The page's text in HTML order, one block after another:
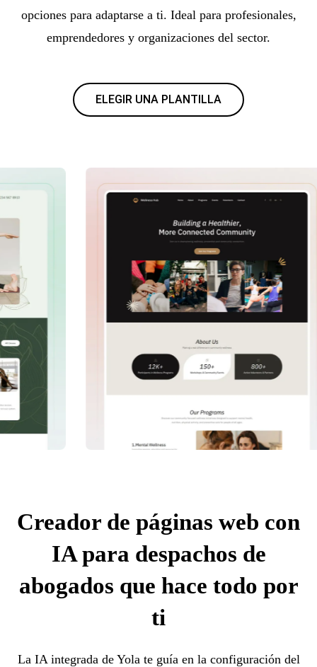
opciones para adaptarse a ti. Ideal para profesionales,
emprendedores y organizaciones del sector.
ELEGIR UNA PLANTILLA
Creador de páginas web con
IA para despachos de
abogados que hace todo por
ti
La IA integrada de Yola te guía en la configuración del